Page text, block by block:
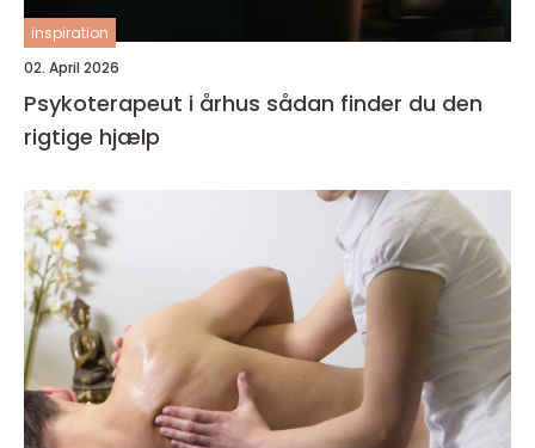
inspiration
02. April 2026
Psykoterapeut i århus sådan finder du den
rigtige hjælp